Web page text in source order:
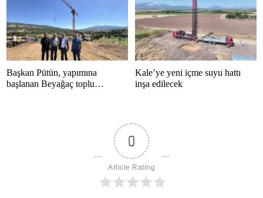
Başkan Pütün, yapımına
başlanan Beyağaç toplu
Kale’ye yeni içme suyu hattı
inşa edilecek
0
Article Rating